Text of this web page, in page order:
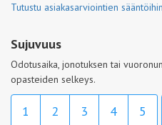
Tutustu asiakasarviointien
Sujuvuus
Odotusaika, jonotuksen tai
opasteiden selkeys.
1 2 3 4 5